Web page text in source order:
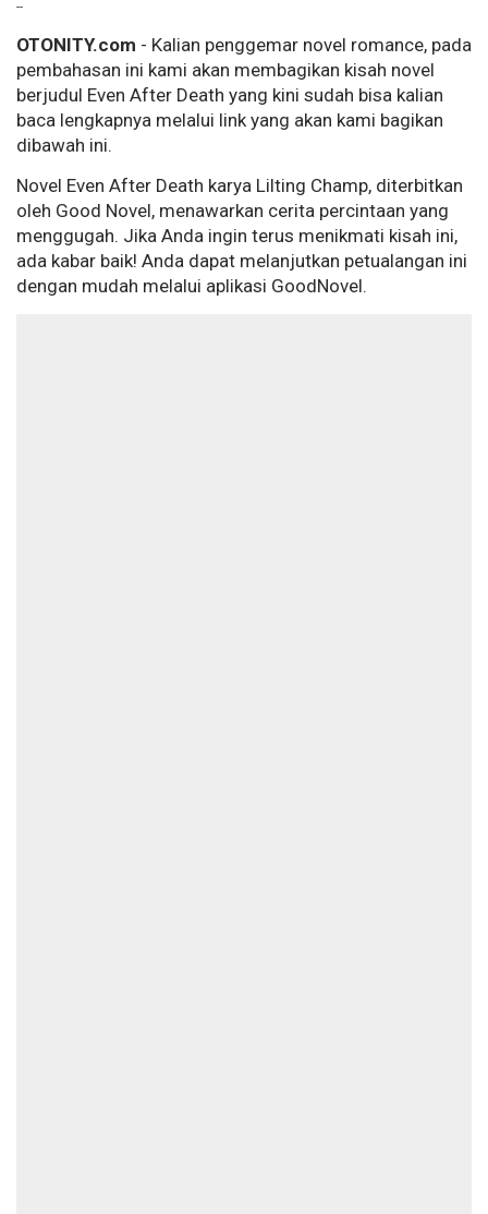
--
OTONITY.com - Kalian penggemar novel romance, pada
pembahasan ini kami akan membagikan kisah novel
berjudul Even After Death yang kini sudah bisa kalian
baca lengkapnya melalui link yang akan kami bagikan
dibawah ini.
Novel Even After Death karya Lilting Champ, diterbitkan
oleh Good Novel, menawarkan cerita percintaan yang
menggugah. Jika Anda ingin terus menikmati kisah ini,
ada kabar baik! Anda dapat melanjutkan petualangan ini
dengan mudah melalui aplikasi GoodNovel.